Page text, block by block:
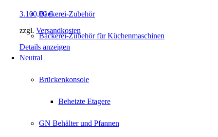
Bäckerei-Zubehör
Bäckerei-Zubehör für Küchenmaschinen
Neutral
Brückenkonsole
Beheizte Etagere
GN Behälter und Pfannen
3.100,00€
zzgl. Versandkosten
Details anzeigen